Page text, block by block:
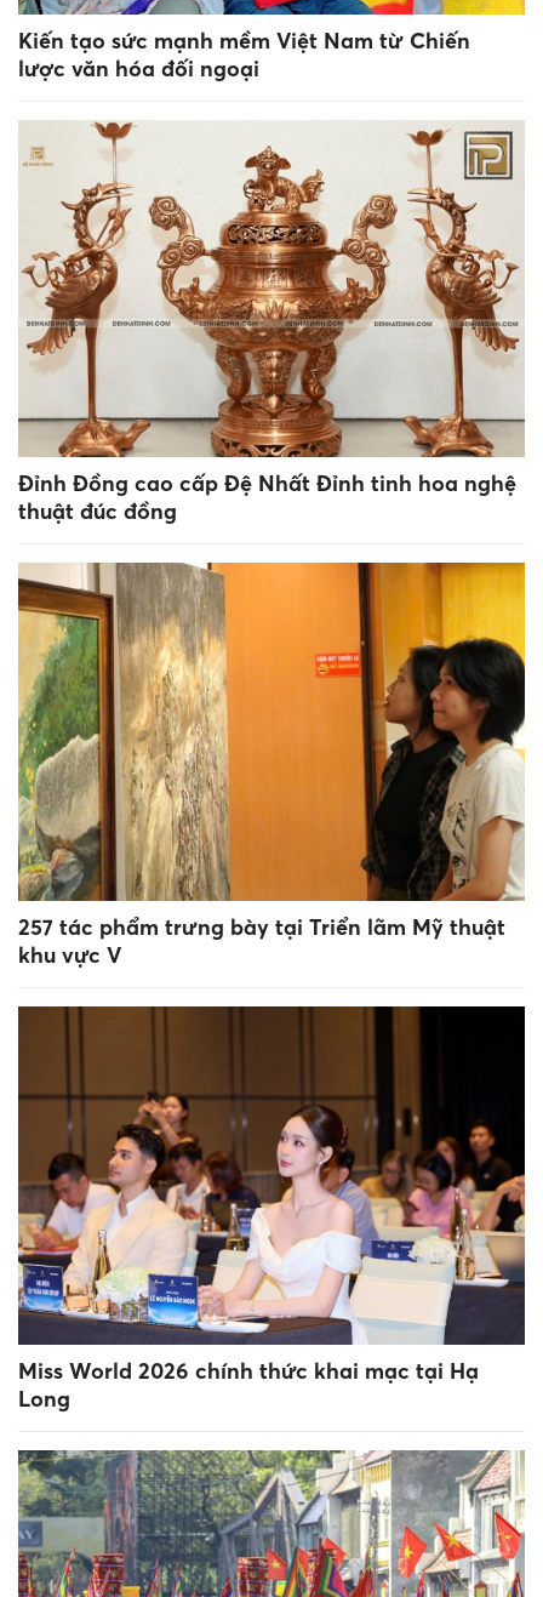
Kiến tạo sức mạnh mềm Việt Nam từ Chiến
lược văn hóa đối ngoại
Đỉnh Đồng cao cấp Đệ Nhất Đỉnh tinh hoa nghệ
thuật đúc đồng
257 tác phẩm trưng bày tại Triển lãm Mỹ thuật
khu vực V
Miss World 2026 chính thức khai mạc tại Hạ
Long